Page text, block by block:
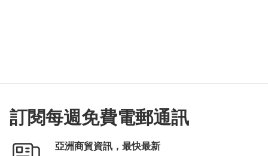
訂閱每週免費電郵通訊
亞洲商貿資訊，最快最新